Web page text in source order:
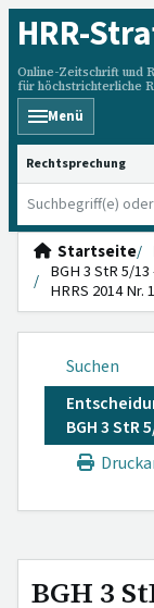
HRR-
Online-Zeitschrift und
für höchstrichterliche
Menü
HRRS durchsuchen
Startseite
BGH 3 StR 5/
HRRS 2014 Nr.
Suchen
BGH 3 StR
BGH 3